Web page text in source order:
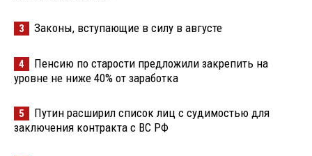
3 Законы, вступающие в силу в августе
4
Пенсию по старости предложили закрепить на
уровне не ниже 40% от заработка
5
Путин расширил список лиц с судимостью для
заключения контракта с ВС РФ